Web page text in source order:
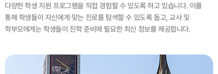
다양한 학생 지원 프로그램을 직접 경험할 수 있도록 하고 있습니다. 이를
통해 학생들이 자신에게 맞는 진로를 탐색할 수 있도록 돕고, 교사 및
학부모에게는 학생들이 진학 준비에 필요한 최신 정보를 제공합니다.